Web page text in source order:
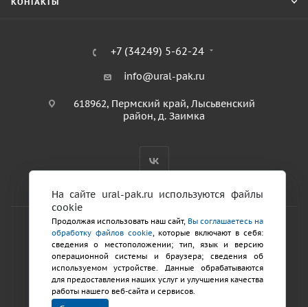
+7 (34249) 5-62-24
info@ural-pak.ru
618962, Пермский край, Лысьвенский
район, д. Заимка
2026 © ООО «ТД Урал ПАК»
Политика конфиденциальности
Разработка сайтов
На сайте ural-pak.ru используются файлы
cookie
Продолжая использовать наш сайт, Вы соглашаетесь на
обработку файлов cookie , которые включают в себя:
сведения о местоположении; тип, язык и версию
операционной системы и браузера; сведения об
используемом устройстве. Данные обрабатываются
для предоставления наших услуг и улучшения качества
работы нашего веб-сайта и сервисов.